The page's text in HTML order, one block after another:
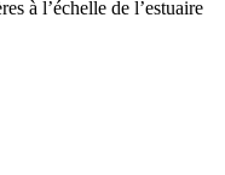
à l’échelle de l’estuaire